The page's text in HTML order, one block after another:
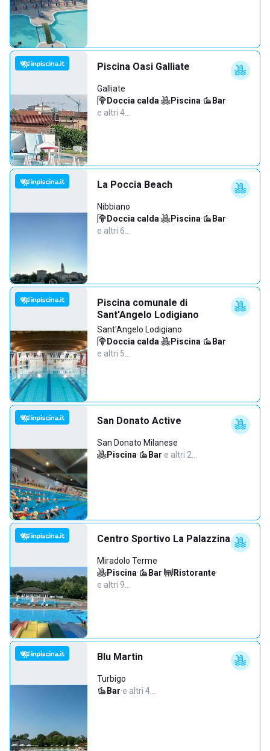
Piscina Oasi Galliate
Galliate
Doccia calda· Piscina· Bar·
e altri 4…
La Poccia Beach
Nibbiano
Doccia calda· Piscina· Bar·
e altri 6…
Piscina comunale di
Sant'Angelo Lodigiano
Sant'Angelo Lodigiano
Doccia calda· Piscina· Bar·
e altri 5…
San Donato Active
San Donato Milanese
Piscina· Bar·e altri 2…
Centro Sportivo La Palazzina
Miradolo Terme
Piscina· Bar· Ristorante·
e altri 9…
Blu Martin
Turbigo
Bar·e altri 4…